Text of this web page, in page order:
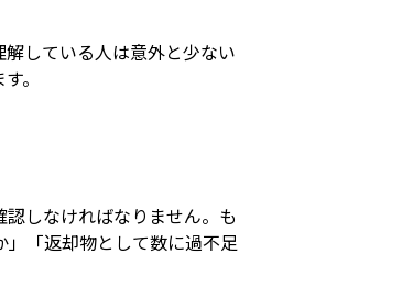
している人は意外と少ない
。
しなければなりません。も
「返却物として数に過不足